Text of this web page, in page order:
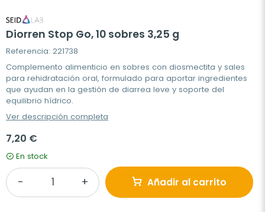
Diorren Stop Go, 10 sobres 3,25 g
Referencia: 221738
Complemento alimenticio en sobres con diosmectita y sales
para rehidratación oral, formulado para aportar ingredientes
que ayudan en la gestión de diarrea leve y soporte del
equilibrio hídrico.
Ver descripción completa
7,20 €
En stock
Añadir al carrito